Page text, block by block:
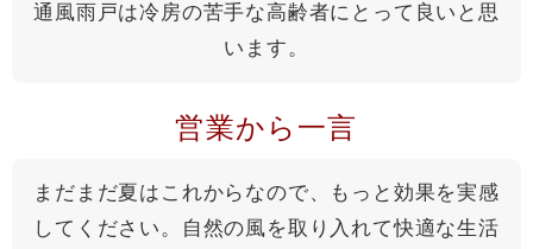
通風雨戸は冷房の苦手な高齢者にとって良いと思
います。
営業から一言
まだまだ夏はこれからなので、もっと効果を実感
してください。自然の風を取り入れて快適な生活